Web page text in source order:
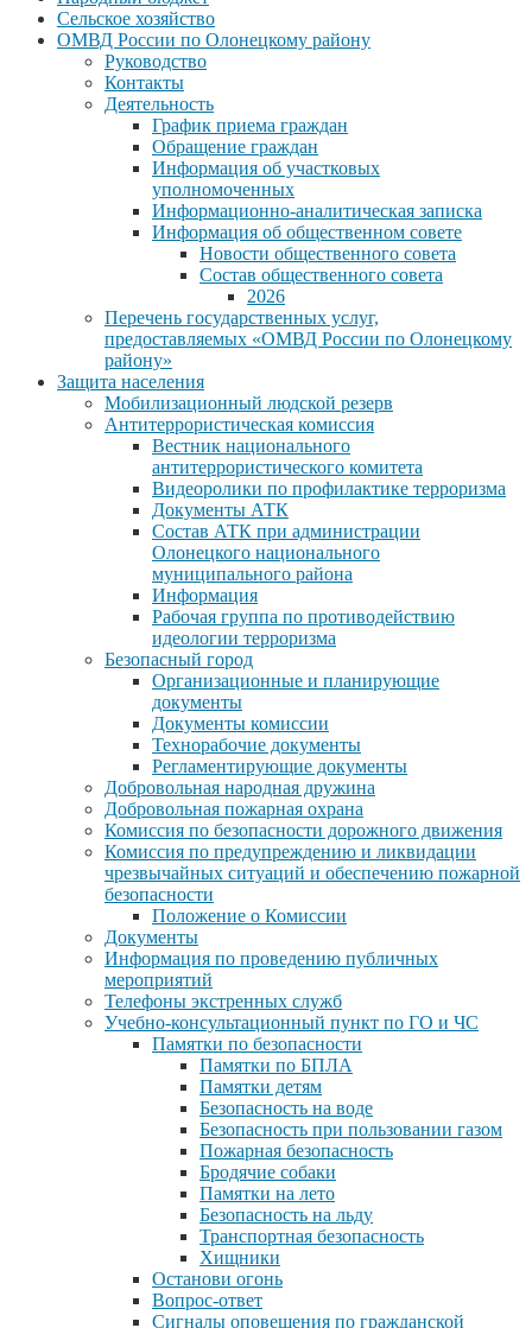
Сельское хозяйство
ОМВД России по Олонецкому району
Руководство
Контакты
Деятельность
График приема граждан
Обращение граждан
Информация об участковых
уполномоченных
Информационно-аналитическая записка
Информация об общественном совете
Новости общественного совета
Состав общественного совета
2026
Перечень государственных услуг,
предоставляемых «ОМВД России по Олонецкому
району»
Защита населения
Мобилизационный людской резерв
Антитеррористическая комиссия
Вестник национального
антитеррористического комитета
Видеоролики по профилактике терроризма
Документы АТК
Состав АТК при администрации
Олонецкого национального
муниципального района
Информация
Рабочая группа по противодействию
идеологии терроризма
Безопасный город
Организационные и планирующие
документы
Документы комиссии
Технорабочие документы
Регламентирующие документы
Добровольная народная дружина
Добровольная пожарная охрана
Комиссия по безопасности дорожного движения
Комиссия по предупреждению и ликвидации
чрезвычайных ситуаций и обеспечению пожарной
безопасности
Положение о Комиссии
Документы
Информация по проведению публичных
мероприятий
Телефоны экстренных служб
Учебно-консультационный пункт по ГО и ЧС
Памятки по безопасности
Памятки по БПЛА
Памятки детям
Безопасность на воде
Безопасность при пользовании газом
Пожарная безопасность
Бродячие собаки
Памятки на лето
Безопасность на льду
Транспортная безопасность
Хищники
Останови огонь
Вопрос-ответ
Сигналы оповещения по гражданской